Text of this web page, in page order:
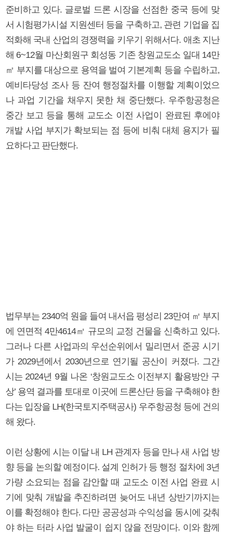
준비하고 있다. 글로벌 드론 시장을 선점한 중국 등에 맞
서 시험평가시설 지원센터 등을 구축하고, 관련 기업을 집
적화해 국내 산업의 경쟁력을 키우기 위해서다. 애초 지난
해 6~12월 마산회원구 회성동 기존 창원교도소 일대 14만
㎡ 부지를 대상으로 용역을 벌여 기본계획 등을 수립하고,
예비타당성 조사 등 잔여 행정절차를 이행할 계획이었으
나 과업 기간을 채우지 못한 채 중단했다. 우주항공청은
중간 보고 등을 통해 교도소 이전 사업이 완료된 후에야
개발 사업 부지가 확보되는 점 등에 비춰 대체 용지가 필
요하다고 판단했다.
법무부는 2340억 원을 들여 내서읍 평성리 23만여 ㎡ 부지
에 연면적 4만4614㎡ 규모의 교정 건물을 신축하고 있다.
그러나 다른 사업과의 우선순위에서 밀리면서 준공 시기
가 2029년에서 2030년으로 연기될 공산이 커졌다. 그간
시는 2024년 9월 나온 ‘창원교도소 이전부지 활용방안 구
상’ 용역 결과를 토대로 이곳에 드론산단 등을 구축해야 한
다는 입장을 LH(한국토지주택공사) 우주항공청 등에 건의
해 왔다.
이런 상황에 시는 이달 내 LH 관계자 등을 만나 새 사업 방
향 등을 논의할 예정이다. 설계 인허가 등 행정 절차에 3년
가량 소요되는 점을 감안할 때 교도소 이전 사업 완료 시
기에 맞춰 개발을 추진하려면 늦어도 내년 상반기까지는
이를 확정해야 한다. 다만 공공성과 수익성을 동시에 갖춰
야 하는 터라 사업 발굴이 쉽지 않을 전망이다. 이와 함께